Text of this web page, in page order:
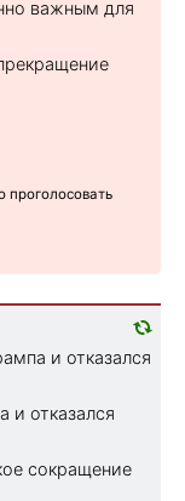
важным для
проголосовать
и отказался
и отказался
сокращение